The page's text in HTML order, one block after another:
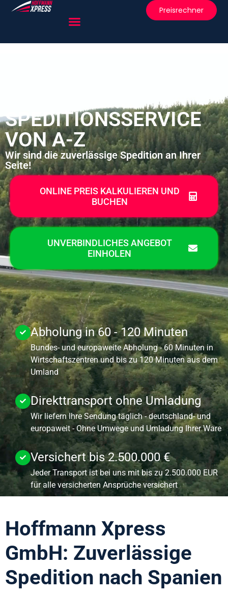
Preisrechner
SPEDITIONSSERVICE
VON A-Z
Wir sind die zuverlässige Spedition an Ihrer
Seite!
ONLINE PREIS KALKULIEREN UND
BUCHEN
UNVERBINDLICHES ANGEBOT
EINHOLEN
Abholung in 60 - 120 Minuten
Bundes- und europaweite Abholung - 60 Minuten in
Wirtschaftszentren und bis zu 120 Minuten aus dem
Umland
Direkttransport ohne Umladung
Wir liefern Ihre Sendung täglich - deutschland- und
europaweit - Ohne Umwege und Umladung Ihrer Ware
Versichert bis 2.500.000 €
Jeder Transport ist bei uns mit bis zu 2.500.000 EUR
für alle versicherten Ansprüche versichert
Hoffmann Xpress
GmbH: Zuverlässige
Spedition nach Spanien